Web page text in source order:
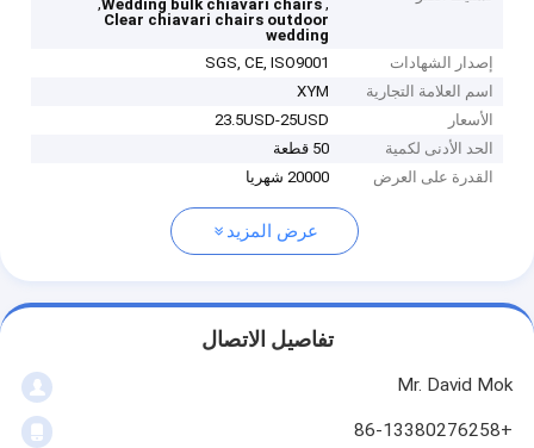
Wedding bulk chiavari chairs
Clear chiavari chairs outdoor
wedding
إصدار الشهادات
SGS, CE, ISO9001
اسم العلامة التجارية
XYM
الأسعار
23.5USD-25USD
الحد الأدنى لكمية
50 قطعة
القدرة على العرض
20000 شهريا
عرض المزيد
تفاصيل الاتصال
Mr. David Mok
+86-13380276258